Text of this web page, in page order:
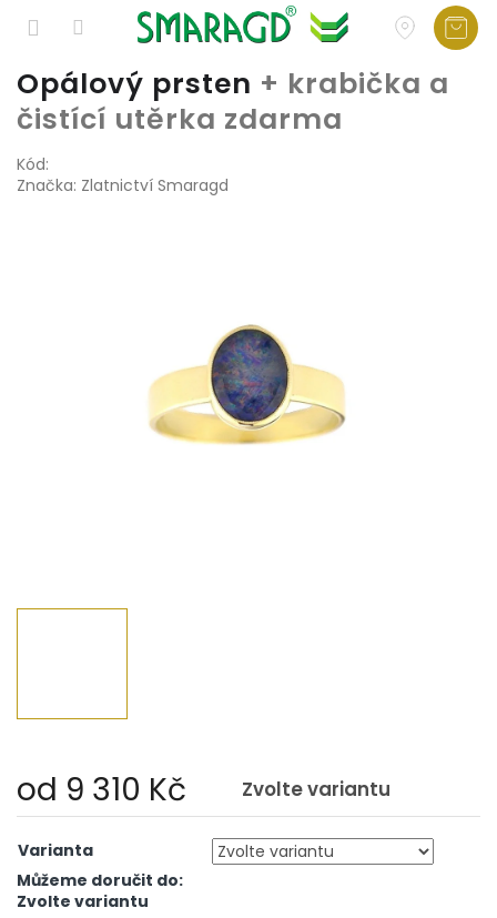
Přejít
obsah
Opálový prsten + krabička a
čistící utěrka zdarma
Kód:
Značka: Zlatnictví Smaragd
od 9 310 Kč Zvolte variantu
cena:
Varianta
Můžeme doručit do:
Zvolte variantu